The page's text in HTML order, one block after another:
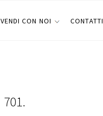
VENDI CON NOI CONTATTI
701